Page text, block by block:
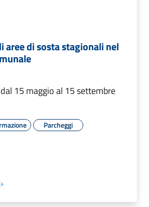
aree di sosta stagionali nel
15 maggio al 15 settembre
Parcheggi